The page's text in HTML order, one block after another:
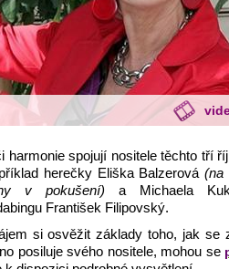
harmonie spojují nositele těchto tří
herečky Eliška Balzerová(na
v pokušení) a Michaela
František Filipovský.
si osvěžit základy toho, jak se
posiluje svého nositele, mohou se